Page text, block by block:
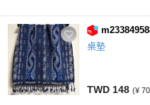
桌墊
TWD 148 (¥